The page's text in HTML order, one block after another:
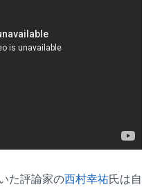
た評論家の西村幸祐氏は自